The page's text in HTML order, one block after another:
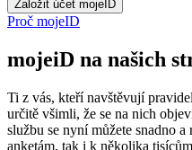
Proč mojeID
mojeiD na našich
Ti z vás, kteří navštěvují
určitě všimli, že se na nich
službu se nyní můžete snadno
anketám, tak i k několika